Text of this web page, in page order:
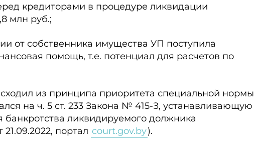
кредиторами в процедуре ликвидации
млн руб.;
от собственника имущества УП поступила
помощь, т.е. потенциал для расчетов по
из принципа приоритета специальной нормы
на ч. 5 ст. 233 Закона № 415-З, устанавливающую
банкротства ликвидируемого должника
портал court.gov.by).